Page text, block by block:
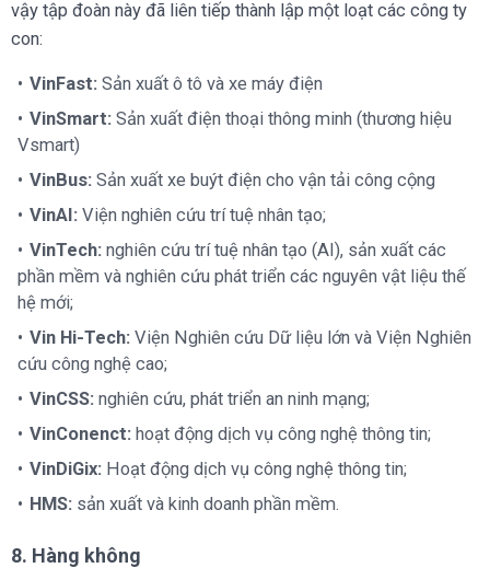
vậy tập đoàn này đã liên tiếp thành lập một loạt các công ty
con:
VinFast: Sản xuất ô tô và xe máy điện
VinSmart: Sản xuất điện thoại thông minh (thương hiệu
Vsmart)
VinBus: Sản xuất xe buýt điện cho vận tải công cộng
VinAI: Viện nghiên cứu trí tuệ nhân tạo;
VinTech: nghiên cứu trí tuệ nhân tạo (AI), sản xuất các
phần mềm và nghiên cứu phát triển các nguyên vật liệu thế
hệ mới;
Vin Hi-Tech: Viện Nghiên cứu Dữ liệu lớn và Viện Nghiên
cứu công nghệ cao;
VinCSS: nghiên cứu, phát triển an ninh mạng;
VinConenct: hoạt động dịch vụ công nghệ thông tin;
VinDiGix: Hoạt động dịch vụ công nghệ thông tin;
HMS: sản xuất và kinh doanh phần mềm.
8. Hàng không